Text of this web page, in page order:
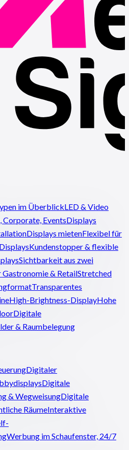
im ÜberblickLED & Video
EventsDisplays
Displays mietenFlexibel für
Kundenstopper & flexible
Sichtbarkeit aus zwei
Gastronomie & RetailStretched
Transparentes
High-Brightness-DisplayHohe
Digitale
& Raumbelegung
Digitaler
Digitale
& WegweisungDigitale
RäumeInteraktive
Werbung im Schaufenster, 24/7